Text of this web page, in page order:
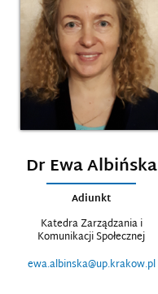
Dr Ewa Albińska
Adiunkt
Katedra Zarządzania i
Komunikacji Społecznej
ewa.albinska@up.krakow.pl